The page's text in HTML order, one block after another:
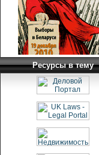
Ресурсы в тему